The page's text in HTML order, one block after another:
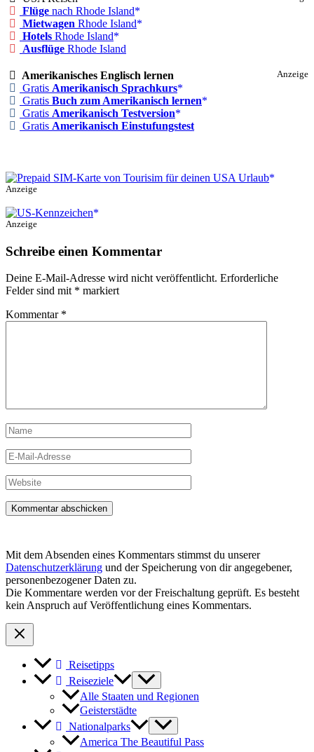
Flüge nach Rhode Island
Mietwagen Rhode Island
Hotels Rhode Island
Ausflüge Rhode Island
Anzeige
Amerikanisches Englisch lernen
Gratis Amerikanisch Sprachkurs
Gratis Buch zum Amerikanisch lernen
Gratis Amerikanisch Testversion
Gratis Amerikanisch Einstufungstest
Anzeige
Anzeige
Schreibe einen Kommentar
Deine E-Mail-Adresse wird nicht veröffentlicht. Erforderliche
Felder sind mit * markiert
Kommentar *
Name
E-
Mail-
Adresse
Website
Mit dem Absenden eines Kommentars stimmst du unserer
Datenschutzerklärung und der Speicherung von dir angegebener,
personenbezogener Daten zu.
Die Kommentare werden vor der Freischaltung geprüft. Es besteht
kein Anspruch auf Veröffentlichung eines Kommentars.
Reisetipps
Reiseziele
Alle Staaten und Regionen
Geisterstädte
Nationalparks
America The Beautiful Pass